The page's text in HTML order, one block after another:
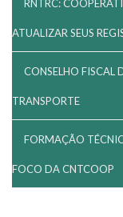
RNTRC:
ATUALIZAR SEUS
CONSELHO FISCAL
TRANSPORTE
FORMAÇÃO
FOCO DA CNTCOOP